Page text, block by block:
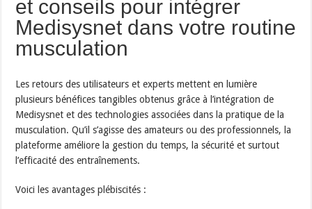
et conseils pour intégrer
Medisysnet dans votre routine
musculation
Les retours des utilisateurs et experts mettent en lumière
plusieurs bénéfices tangibles obtenus grâce à l’intégration de
Medisysnet et des technologies associées dans la pratique de la
musculation. Qu’il s’agisse des amateurs ou des professionnels, la
plateforme améliore la gestion du temps, la sécurité et surtout
l’efficacité des entraînements.
Voici les avantages plébiscités :